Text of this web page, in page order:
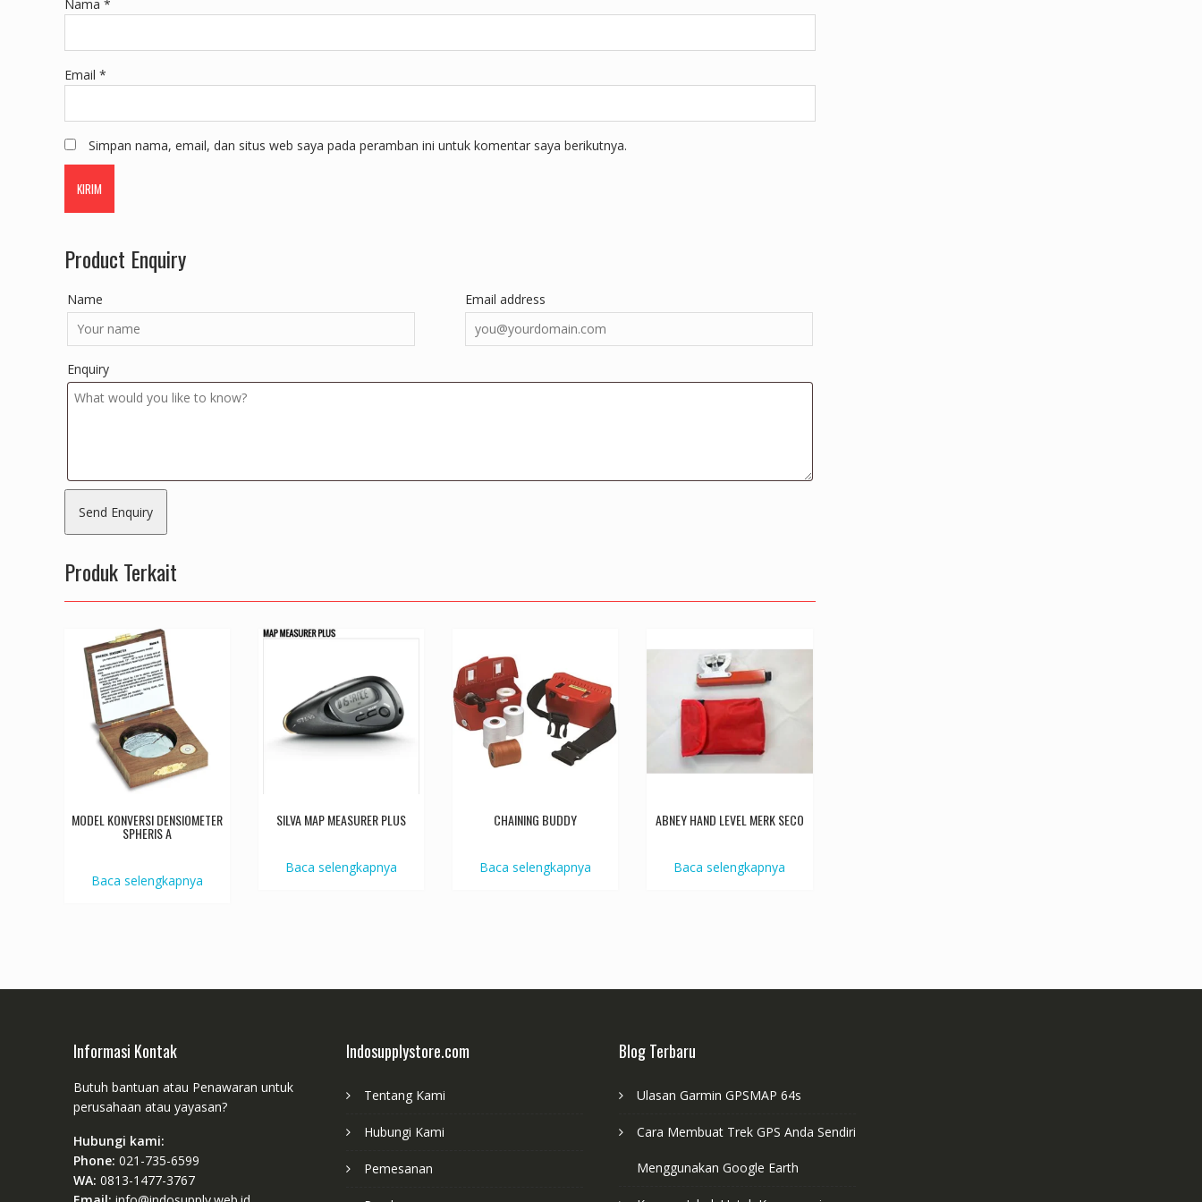
Nama *
Email *
Simpan nama, email, dan situs web saya pada peramban ini untuk komentar saya berikutnya.
Product Enquiry
Name Email address
Enquiry
Produk Terkait
MODEL KONVERSI DENSIOMETER
SPHERIS A
Baca selengkapnya
SILVA MAP MEASURER PLUS
Baca selengkapnya
CHAINING BUDDY
Baca selengkapnya
ABNEY HAND LEVEL MERK SECO
Baca selengkapnya
Informasi Kontak
Butuh bantuan atau Penawaran untuk
perusahaan atau yayasan?
Hubungi kami:
Phone: 021-735-6599
WA: 0813-1477-3767
Indosupplystore.com
Tentang Kami
Hubungi Kami
Pemesanan
Blog Terbaru
Ulasan Garmin GPSMAP 64s
Cara Membuat Trek GPS Anda Sendiri
Menggunakan Google Earth